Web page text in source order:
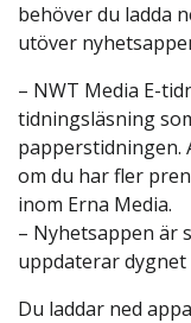
behöver du ladda
utöver
– NWT Media E-
tidningsläsning
papperstidningen.
om du har fler
inom Erna Media.
– Nyhetsappen är
uppdaterar
Du laddar ned